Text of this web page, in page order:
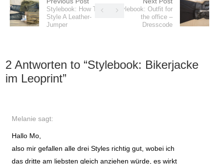
Stylebook: How To
Style A Leather-
Jumper
Stylebook: Outfit for
the office –
Dresscode
2 Antworten to “Stylebook: Bikerjacke
im Leoprint”
Melanie sagt:
Hallo Mo,
also mir gefallen alle drei Styles richtig gut, wobei ich
das dritte am liebsten gleich anziehen würde, es wirkt